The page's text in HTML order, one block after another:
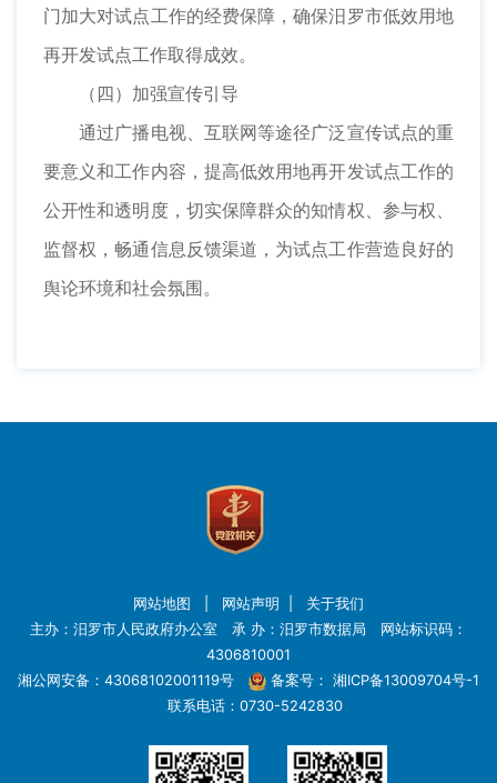
门加大对试点工作的经费保障，确保汨罗市低效用地
再开发试点工作取得成效。
（四）加强宣传引导
通过广播电视、互联网等途径广泛宣传试点的重
要意义和工作内容，提高低效用地再开发试点工作的
公开性和透明度，切实保障群众的知情权、参与权、
监督权，畅通信息反馈渠道，为试点工作营造良好的
舆论环境和社会氛围。
网站地图 网站声明
关于我们
主办：汨罗市人民政府办公室 承 办：汨罗市数据局 网站标识码：
4306810001
湘公网安备：43068102001119号
备案号： 湘ICP备13009704号-1
联系电话：0730-5242830